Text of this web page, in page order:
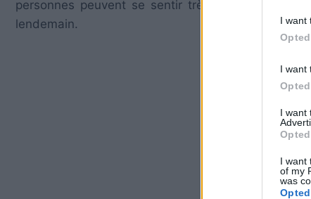
I want
I want
I want
I want
of my
was
personnes peuvent se sentir très proches l’une
lendemain.